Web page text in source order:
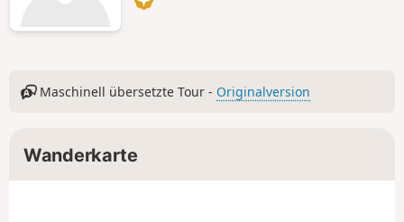
Maschinell übersetzte Tour - Originalversion
Wanderkarte